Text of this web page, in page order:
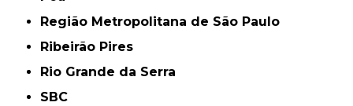
Região Metropolitana de São Paulo
Ribeirão Pires
Rio Grande da Serra
SBC